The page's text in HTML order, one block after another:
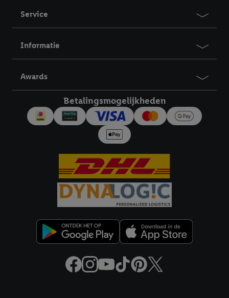
Service
Informatie
Awards
Betalingsmogelijkheden